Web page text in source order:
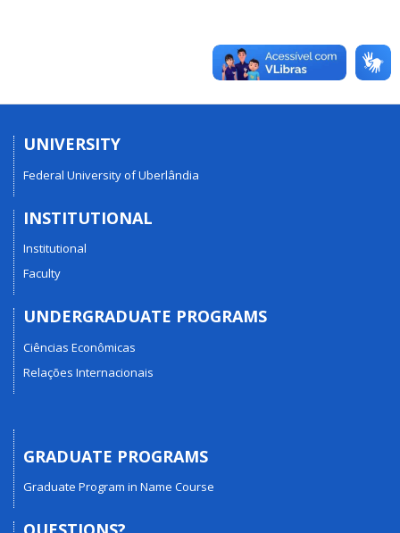
UNIVERSITY
Federal University of Uberlândia
INSTITUTIONAL
Institutional
Faculty
UNDERGRADUATE PROGRAMS
Ciências Econômicas
Relações Internacionais
GRADUATE PROGRAMS
Graduate Program in Name Course